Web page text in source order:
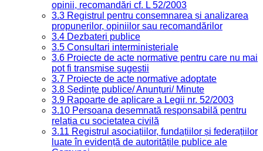
opinii, recomandări cf. L 52/2003
3.3 Registrul pentru consemnarea și analizarea
propunerilor, opiniilor sau recomandărilor
3.4 Dezbateri publice
3.5 Consultari interministeriale
3.6 Proiecte de acte normative pentru care nu mai
pot fi transmise sugestii
3.7 Proiecte de acte normative adoptate
3.8 Ședințe publice/ Anunțuri/ Minute
3.9 Rapoarte de aplicare a Legii nr. 52/2003
3.10 Persoana desemnată responsabilă pentru
relația cu societatea civilă
3.11 Registrul asociațiilor, fundațiilor și federațiilor
luate în evidență de autoritățile publice ale